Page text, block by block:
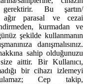
Bu şartın/
ağır parasal ve cezai
kurmadan ve
şekilde kullanmanın
danışmalısınız.
sahip olduğunuzu
aittir. Bir Kullanıcı,
bir cihazı izlemeyi
Cep takip,